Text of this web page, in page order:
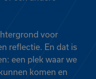
voor
reflectie. En dat is
een plek waar we
komen en